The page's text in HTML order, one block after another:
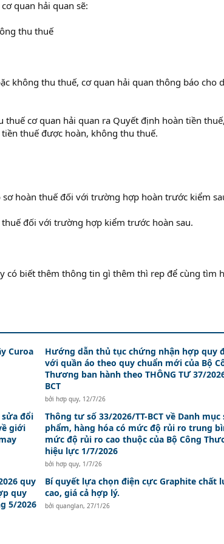
quan hải quan sẽ:
thu thuế
không thu thuế, cơ quan hải quan thông báo cho
cơ quan hải quan ra Quyết định hoàn tiền
thuế được hoàn, không thu thuế.
hoàn thuế đối với trường hợp hoàn trước kiểm
đối với trường hợp kiểm trước hoàn sau.
có biết thêm thông tin gì thêm thì rep để cùng tìm
Curoa
Hướng dẫn thủ tục chứng nhận hợp quy
với quần áo theo quy chuẩn mới của Bộ
Thương ban hành theo THÔNG TƯ 37/
BCT
bởi hơp quy, 12/7/26
sửa đổi
giới
Thông tư số 33/2026/TT-BCT về Danh mục
phẩm, hàng hóa có mức độ rủi ro trung
mức độ rủi ro cao thuộc của Bộ Công
hiệu lực 1/7/2026
bởi hơp quy, 1/7/26
quy
quy
5/2026
Bí quyết lựa chọn điện cực Graphite chất
cao, giá cả hợp lý.
bởi quanglan, 27/1/26